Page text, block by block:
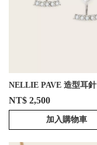
NELLIE PAVE 造型耳針
NT$ 2,500
加入購物車